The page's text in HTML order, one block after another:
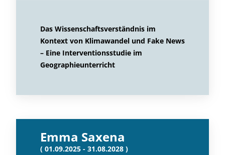
Das Wissenschaftsverständnis im
Kontext von Klimawandel und Fake News
– Eine Interventionsstudie im
Geographieunterricht
Emma Saxena
( 01.09.2025 - 31.08.2028 )